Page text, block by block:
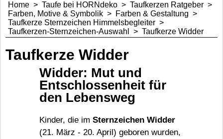
Home > Taufe bei HORNdeko > Taufkerzen Ratgeber >
Farben, Motive & Symbolik > Farben & Gestaltung >
Taufkerze Sternzeichen Himmelsbegleiter >
Taufkerzen-Sternzeichen-Auswahl
> Taufkerze Widder
Taufkerze Widder
Widder: Mut und
Entschlossenheit für
den Lebensweg
Kinder, die im Sternzeichen Widder
(21. März - 20. April) geboren wurden,